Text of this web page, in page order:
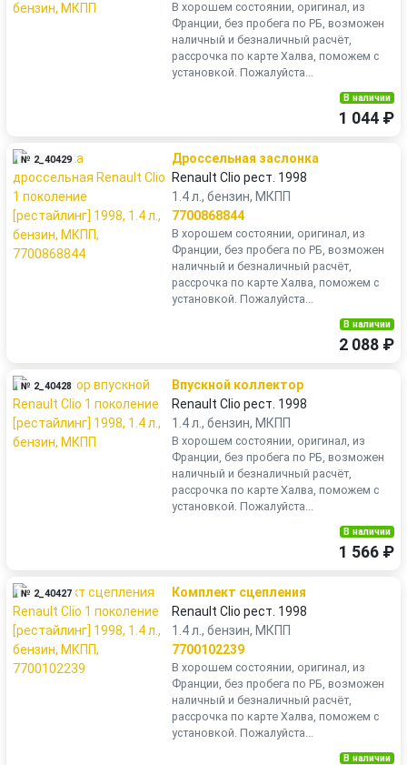
В хорошем состоянии, оригинал, из
Франции, без пробега по РБ, возможен
наличный и безналичный расчёт,
рассрочка по карте Халва, поможем с
установкой. Пожалуйста...
В наличии
1 044 ₽
№ 2_40429
Дроссельная заслонка
Renault Clio рест. 1998
1.4 л., бензин, МКПП
7700868844
В хорошем состоянии, оригинал, из
Франции, без пробега по РБ, возможен
наличный и безналичный расчёт,
рассрочка по карте Халва, поможем с
установкой. Пожалуйста...
В наличии
2 088 ₽
№ 2_40428
Впускной коллектор
Renault Clio рест. 1998
1.4 л., бензин, МКПП
В хорошем состоянии, оригинал, из
Франции, без пробега по РБ, возможен
наличный и безналичный расчёт,
рассрочка по карте Халва, поможем с
установкой. Пожалуйста...
В наличии
1 566 ₽
№ 2_40427
Комплект сцепления
Renault Clio рест. 1998
1.4 л., бензин, МКПП
7700102239
В хорошем состоянии, оригинал, из
Франции, без пробега по РБ, возможен
наличный и безналичный расчёт,
рассрочка по карте Халва, поможем с
установкой. Пожалуйста...
В наличии